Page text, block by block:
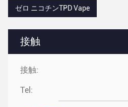
接触
接触:
Tel:
ゼロ ニコチンTPD Vape